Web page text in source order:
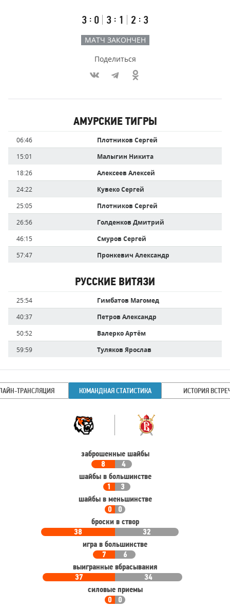
Первый
тайм
3 : 0
Второй
тайм
3 : 1
Третий
тайм
2 : 3
МАТЧ ЗАКОНЧЕН
Поделиться
забившие
голы
АМУРСКИЕ ТИГРЫ
Время Имя
игрока
06:46
Плотников Сергей
15:01
Малыгин Никита
18:26
Алексеев Алексей
24:22
Кувеко Сергей
25:05
Плотников Сергей
26:56
Голденков Дмитрий
46:15
Смуров Сергей
57:47
Пронкевич Александр
РУССКИЕ ВИТЯЗИ
Время Имя
игрока
25:54
Гимбатов Магомед
40:37
Петров Александр
50:52
Валерко Артём
59:59
Туляков Ярослав
ТРАНСЛЯЦИЯ КОМАНДНАЯ СТАТИСТИКА ИСТОРИЯ
Команда
заброшенные шайбы
8
4
шайбы в большинстве
1
3
шайбы в меньшинстве
0
0
броски в створ
38
32
игра в большинстве
7
6
выигранные вбрасывания
37
34
силовые приемы
0
0